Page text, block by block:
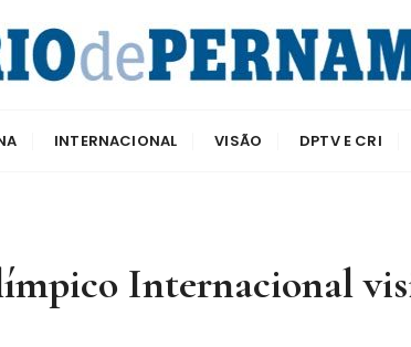
INTERNACIONAL VISÃO DPTV E CRI
Internacional